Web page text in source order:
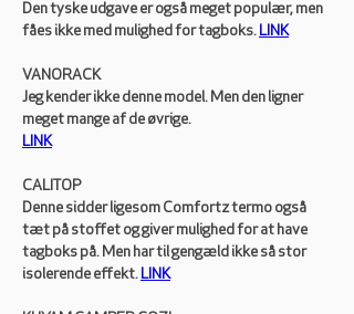
Den tyske udgave er også meget populær, men
fåes ikke med mulighed for tagboks. LINK
VANORACK
Jeg kender ikke denne model. Men den ligner
meget mange af de øvrige.
LINK
CALITOP
Denne sidder ligesom Comfortz termo også
tæt på stoffet og giver mulighed for at have
tagboks på. Men har til gengæld ikke så stor
isolerende effekt. LINK